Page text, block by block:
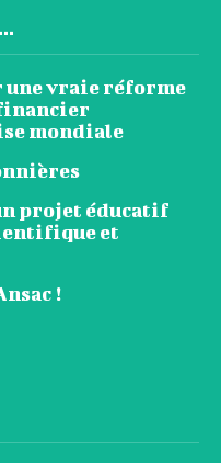
vraie réforme
mondiale
projet éducatif
et
!